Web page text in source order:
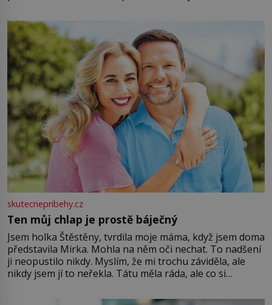
můžete obohatit své rituály a přinést do svého života
větší harmonii a klid. Je důležité
skutecnepribehy.cz
Ten můj chlap je prostě báječný
Jsem holka Štěstěny, tvrdila moje máma, když jsem doma
představila Mirka. Mohla na něm oči nechat. To nadšení
ji neopustilo nikdy. Myslím, že mi trochu záviděla, ale
nikdy jsem jí to neřekla. Tátu měla ráda, ale co si
Jsme spolu moc rádi Tehdy byla jiná doba, když